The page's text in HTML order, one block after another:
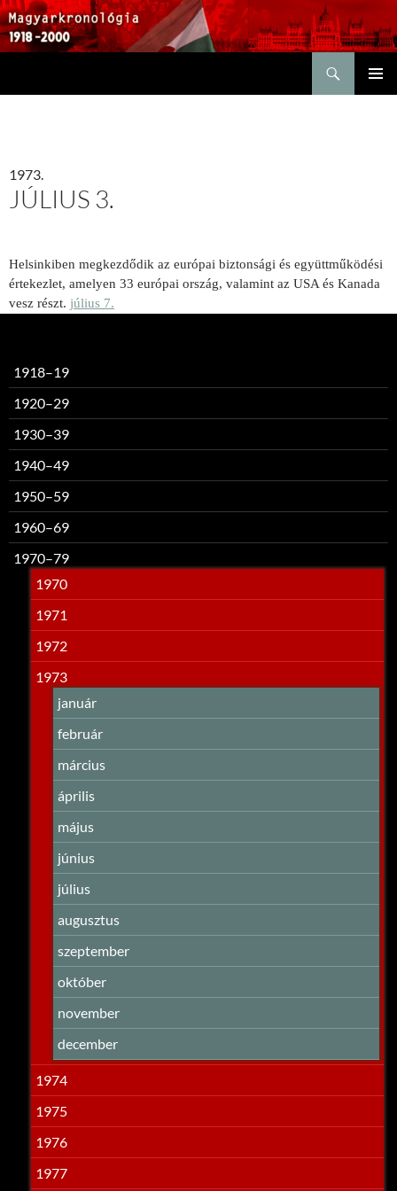
1973.
JÚLIUS 3.
Helsinkiben megkezdődik az európai biztonsági és együttműködé­si
értekezlet, amelyen 33 európai or­szág, valamint az USA és Kanada
vesz részt. július 7.
1918–19
1920–29
1930–39
1940–49
1950–59
1960–69
1970–79
1970
1971
1972
1973
január
február
március
április
május
június
július
augusztus
szeptember
október
november
december
1974
1975
1976
1977